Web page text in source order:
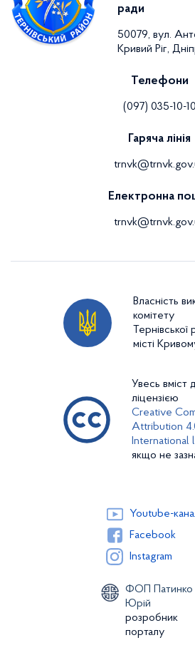
ради
50079, вул.
Кривий Ріг,
Телефони
(097) 035-10-10
Гаряча лінія
Електронна
Власність
комітету
місті
Увесь вміст
ліцензією
Creative
Attribution
International
якщо не
Youtube-
Facebook
Instagram
ФОП Патинко
Юрій
розробник
порталу